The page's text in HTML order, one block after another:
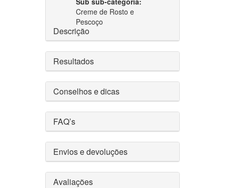
Creme de Rosto e
Pescoço
Descrição
Resultados
Conselhos e dicas
FAQ’s
Envios e devoluções
Avaliações